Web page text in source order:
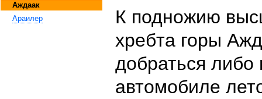
Аждаак
Араилер
К подножию
хребта горы
добраться
автомобиле